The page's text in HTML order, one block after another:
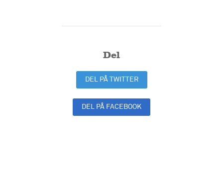
Del
DEL PÅ TWITTER
DEL PÅ FACEBOOK